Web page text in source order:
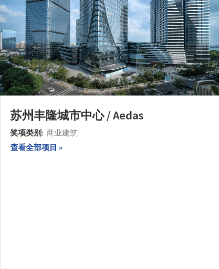
苏州丰隆城市中心 / Aedas
奖项类别: 商业建筑
查看全部项目 »